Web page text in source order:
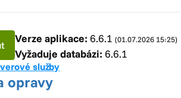
Verze aplikace: 6.6.1 (01.07.2026 15:25)
Vyžaduje databázi: 6.6.1
služby
opravy